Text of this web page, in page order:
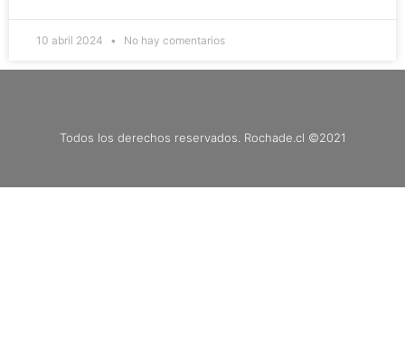
10 abril 2024 No hay comentarios
Todos los derechos reservados. Rochade.cl ©2021